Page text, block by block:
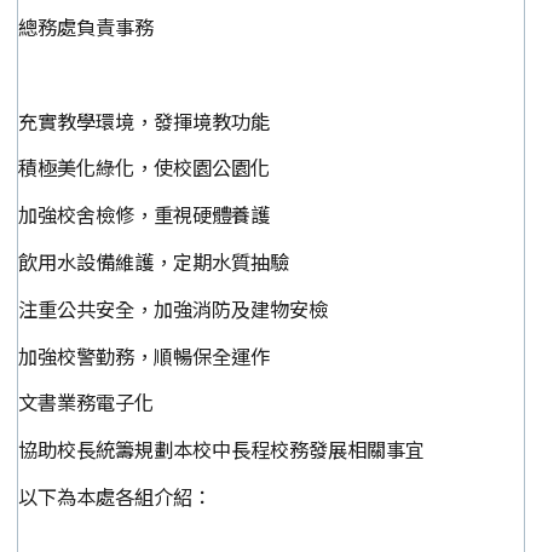
總務處負責事務
充實教學環境，發揮境教功能
積極美化綠化，使校園公園化
加強校舍檢修，重視硬體養護
飲用水設備維護，定期水質抽驗
注重公共安全，加強消防及建物安檢
加強校警勤務，順暢保全運作
文書業務電子化
協助校長統籌規劃本校中長程校務發展相關事宜
以下為本處各組介紹：